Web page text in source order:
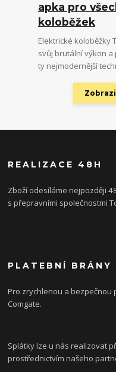
apka pro
koloběžek
Elektrické koloběžky
svůj brutální výkon a
ty nejmodernější
REALIZACE 48H
Zboží odesíláme nejpozději
s přepravními společnostmi
PLATEBNÍ BRÁNY
Pro zrychlenou a
Comgate.
Splátky lze u nás realizovat
prostřednictvím našeho